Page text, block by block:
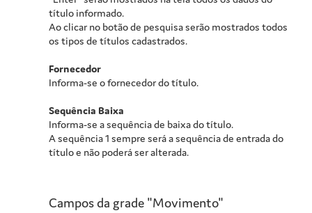
título informado.
Ao clicar no botão de pesquisa serão mostrados todos
os tipos de títulos cadastrados.
Fornecedor
Informa-se o fornecedor do título.
Sequência Baixa
Informa-se a sequência de baixa do título.
A sequência 1 sempre será a sequência de entrada do
título e não poderá ser alterada.
Campos da grade "Movimento"